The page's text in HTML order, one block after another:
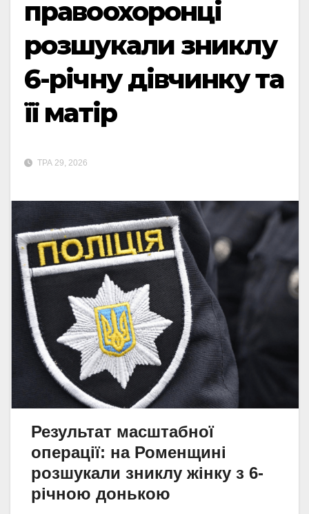
правоохоронці
розшукали зниклу
6-річну дівчинку та
її матір
ТРА 29, 2026
Результат масштабної
операції: на Роменщині
розшукали зниклу жінку з 6-
річною донькою